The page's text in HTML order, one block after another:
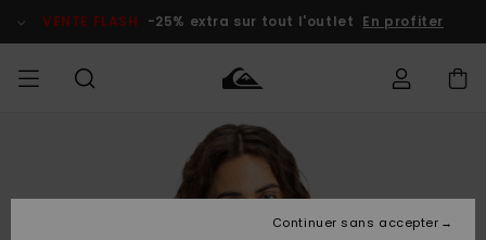
l'information
le
VENTE FLASH -25% extra sur tout l'outlet En profiter
Vêtements
Accessoires
Vêtements
Accessoires
Shop
Nouveautés
Surf Shop
Homme
Snow
Shop
Homme
Outlet
Homme
français
Nederlands
Accéder à
ma
commande
Continuer sans accepter